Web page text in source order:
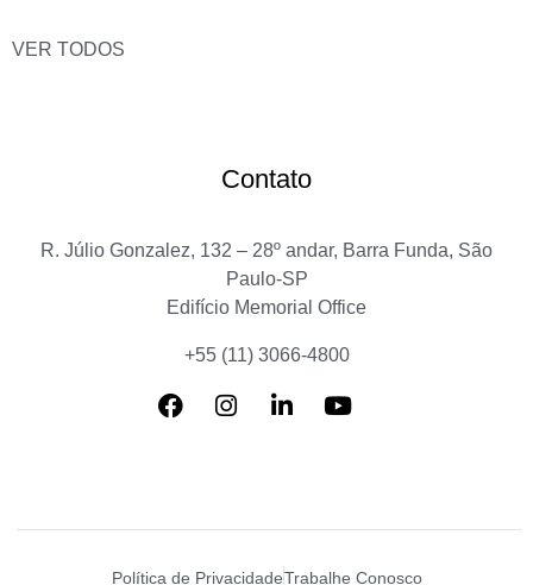
VER TODOS
Contato
R. Júlio Gonzalez, 132 – 28º andar, Barra Funda, São
Paulo-SP
Edifício Memorial Office
+55 (11) 3066-4800
Política de PrivacidadeTrabalhe Conosco